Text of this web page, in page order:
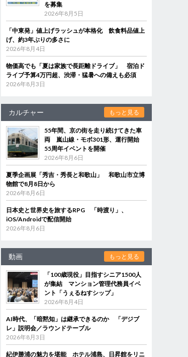
を募集
2026年8月5日
「中東発」値上げラッシュが本格化 飲食料品値上
げ、約3年ぶりの多さに
2026年8月4日
物価高でも「夏は家族で長距離ドライブ」 宿泊ド
ライブ予算4万円超、渋滞・猛暑への備えも必須
2026年8月3日
カルチャー もっと見る
55年間、京の街を走り続けてきた車
両 嵐山線・モボ301形、運行開始
55周年イベントを開催
2026年8月6日
夏季企画展「秀吉・秀長と和歌山」 和歌山市立博
物館で8月8日から
2026年8月6日
日本史と世界史を旅するRPG 「時渡り」、
iOS/Androidで配信開始
2026年8月6日
動画 もっと見る
「100歳現役」目指すシニア1500人
が集結 マンション管理代務員イベ
ント「うぇるねすシップ」
2026年8月4日
AI時代、「暗黙知」は継承できるのか 「デジブ
レ」説明会／ラウンドテーブル
2026年8月3日
紀伊勝浦の魅力を堪能 ホテル浦島、日昇館をリニ